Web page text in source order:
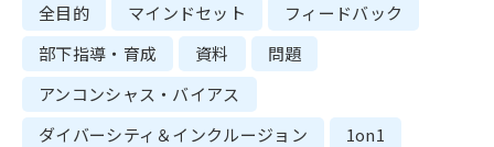
全目的
マインドセット
フィードバック
部下指導・育成
資料
問題
アンコンシャス・バイアス
ダイバーシティ＆インクルージョン
1on1